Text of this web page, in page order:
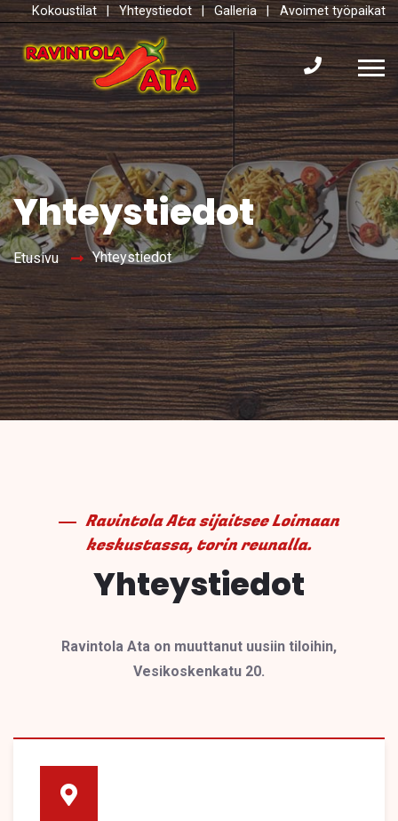
Kokoustilat | Yhteystiedot | Galleria | Avoimet työpaikat
Yhteystiedot
Etusivu Yhteystiedot
Ravintola Ata sijaitsee Loimaan
keskustassa, torin reunalla.
Yhteystiedot
Ravintola Ata on muuttanut uusiin tiloihin,
Vesikoskenkatu 20.